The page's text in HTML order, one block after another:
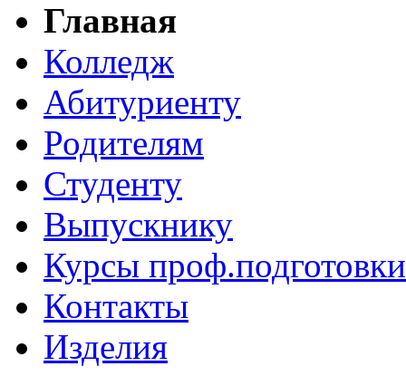
Главная
Колледж
Абитуриенту
Родителям
Студенту
Выпускнику
Курсы проф.подготовки
Контакты
Изделия